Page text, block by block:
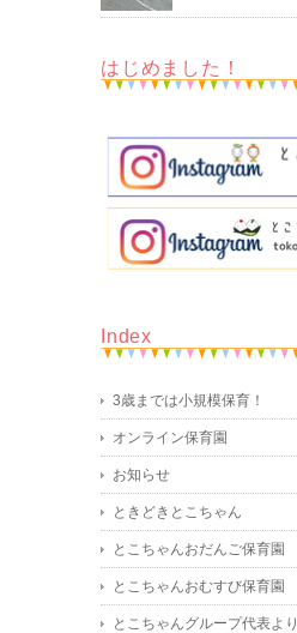
はじめました！
Index
3歳までは小規模保育！
オンライン保育園
お知らせ
ときどきとこちゃん
とこちゃんおだんご保育園
とこちゃんおむすび保育園
とこちゃんグループ代表より